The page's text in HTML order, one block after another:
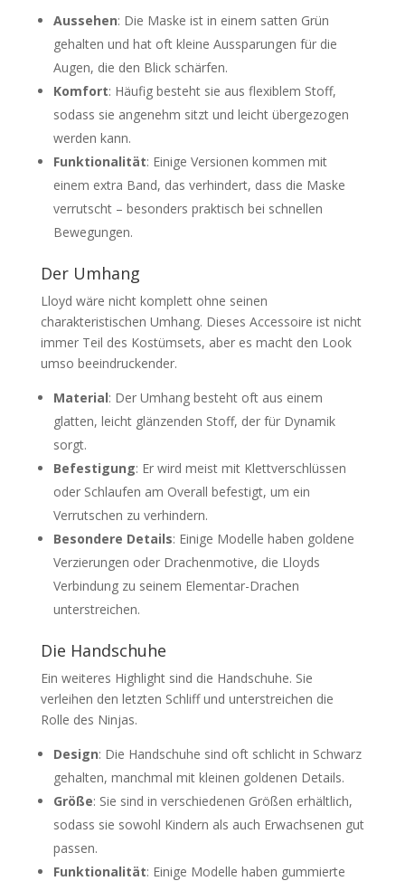
Aussehen: Die Maske ist in einem satten Grün
gehalten und hat oft kleine Aussparungen für die
Augen, die den Blick schärfen.
Komfort: Häufig besteht sie aus flexiblem Stoff,
sodass sie angenehm sitzt und leicht übergezogen
werden kann.
Funktionalität: Einige Versionen kommen mit
einem extra Band, das verhindert, dass die Maske
verrutscht – besonders praktisch bei schnellen
Bewegungen.
Der Umhang
Lloyd wäre nicht komplett ohne seinen
charakteristischen Umhang. Dieses Accessoire ist nicht
immer Teil des Kostümsets, aber es macht den Look
umso beeindruckender.
Material: Der Umhang besteht oft aus einem
glatten, leicht glänzenden Stoff, der für Dynamik
sorgt.
Befestigung: Er wird meist mit Klettverschlüssen
oder Schlaufen am Overall befestigt, um ein
Verrutschen zu verhindern.
Besondere Details: Einige Modelle haben goldene
Verzierungen oder Drachenmotive, die Lloyds
Verbindung zu seinem Elementar-Drachen
unterstreichen.
Die Handschuhe
Ein weiteres Highlight sind die Handschuhe. Sie
verleihen den letzten Schliff und unterstreichen die
Rolle des Ninjas.
Design: Die Handschuhe sind oft schlicht in Schwarz
gehalten, manchmal mit kleinen goldenen Details.
Größe: Sie sind in verschiedenen Größen erhältlich,
sodass sie sowohl Kindern als auch Erwachsenen gut
passen.
Funktionalität: Einige Modelle haben gummierte